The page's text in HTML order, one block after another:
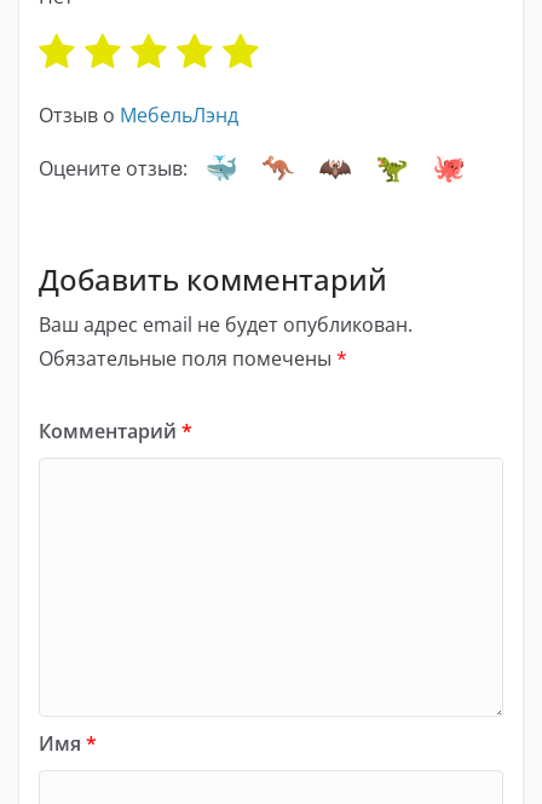
Отзыв о МебельЛэнд
Оцените отзыв:
Добавить комментарий
Ваш адрес email не будет опубликован.
Обязательные поля помечены *
Комментарий *
Имя *